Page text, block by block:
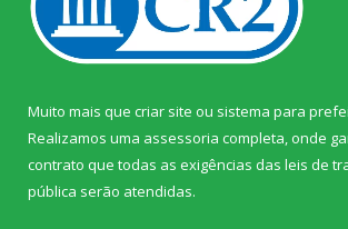
Muito mais que criar site ou sistema para
Realizamos uma assessoria completa, onde
contrato que todas as exigências das leis de
pública serão atendidas.